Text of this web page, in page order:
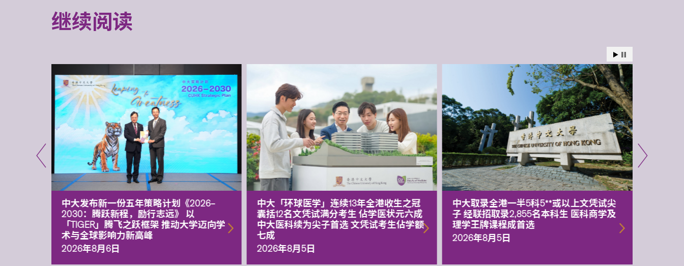
继续阅读
中大发布新一份五年策略计划《2026‒
2030：腾跃新程，励行志远》 以
「TIGER」腾飞之跃框架 推动大学迈向学
术与全球影响力新高峰
2026年8月6日
中大「环球医学」连续13年全港收生之冠
囊括12名文凭试满分考生 佔学医状元六成
中大医科续为尖子首选 文凭试考生佔学额
七成
2026年8月5日
中大取录全港一半5科5**或以上文凭试尖
子 经联招取录2,855名本科生 医科商学及
理学王牌课程成首选
2026年8月5日